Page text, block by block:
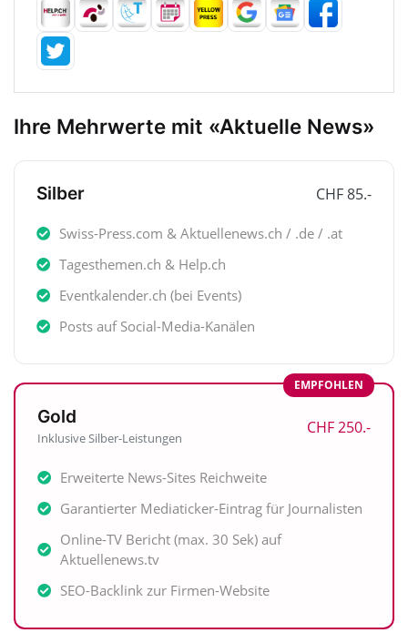
Ihre Mehrwerte mit «Aktuelle News»
Silber CHF 85.-
Swiss-Press.com & Aktuellenews.ch / .de / .at
Tagesthemen.ch & Help.ch
Eventkalender.ch (bei Events)
Posts auf Social-Media-Kanälen
EMPFOHLEN
Gold
Inklusive Silber-Leistungen
CHF 250.-
Erweiterte News-Sites Reichweite
Garantierter Mediaticker-Eintrag für Journalisten
Online-TV Bericht (max. 30 Sek) auf
Aktuellenews.tv
SEO-Backlink zur Firmen-Website